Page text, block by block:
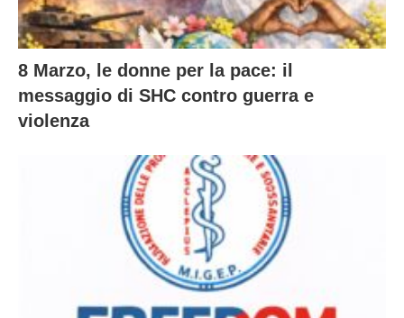
8 Marzo, le donne per la pace: il
messaggio di SHC contro guerra e
violenza